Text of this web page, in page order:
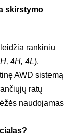
skirstymo
rankiniu
4H, 4L).
AWD sistemą
ratų
naudojamas